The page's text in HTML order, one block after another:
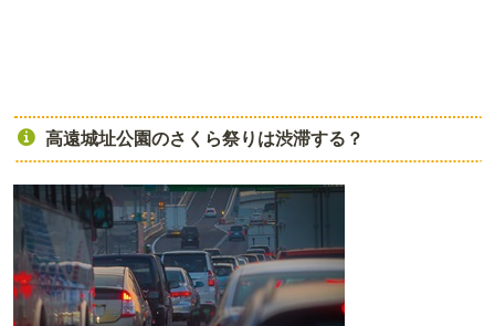
高遠城址公園のさくら祭りは渋滞する？